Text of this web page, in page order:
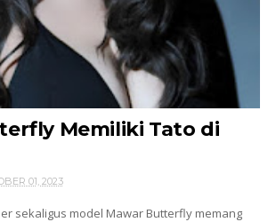
Memiliki Tato di
01, 2023
sekaligus model Mawar Butterfly memang